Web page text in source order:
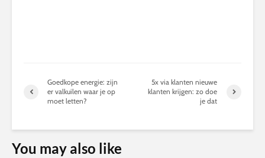
Goedkope energie: zijn
er valkuilen waar je op
moet letten?
5x via klanten nieuwe
klanten krijgen: zo doe
je dat
You may also like